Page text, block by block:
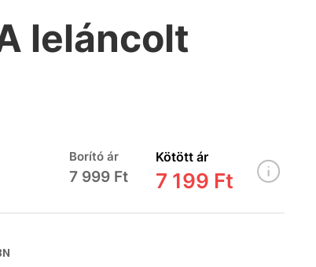
leláncolt
Borító ár
7 999 Ft
Kötött ár
7 199 Ft